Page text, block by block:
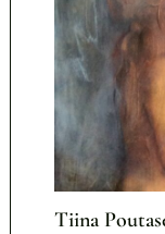
Tiina